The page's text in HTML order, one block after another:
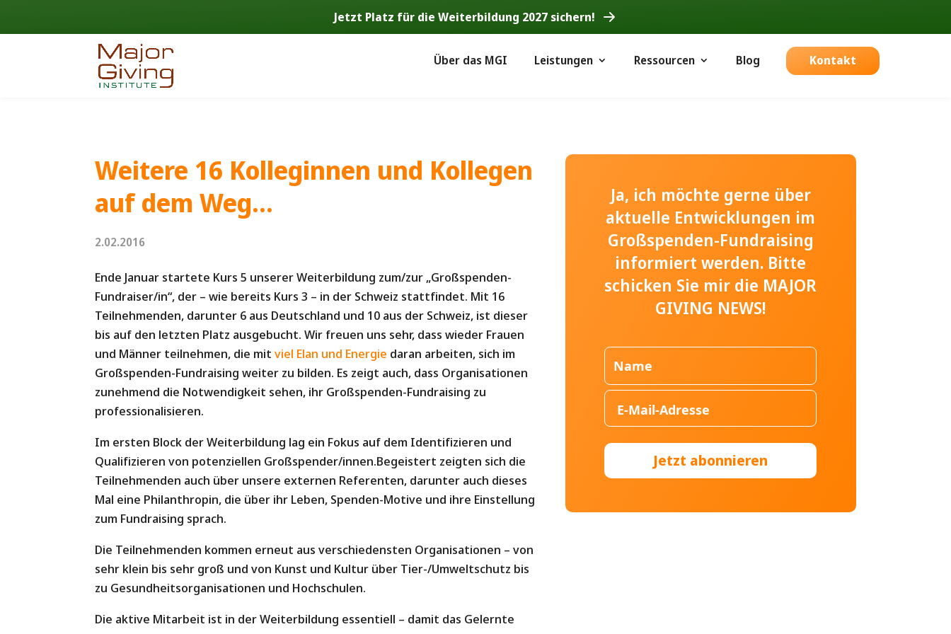
Jetzt Platz für die Weiterbildung 2027 sichern!
Über das MGI Leistungen Ressourcen Blog Kontakt
Weitere 16 Kolleginnen und Kollegen
auf dem Weg…
2.02.2016
Ende Januar startete Kurs 5 unserer Weiterbildung zum/zur „Großspenden-
Fundraiser/in“, der – wie bereits Kurs 3 – in der Schweiz stattfindet. Mit 16
Teilnehmenden, darunter 6 aus Deutschland und 10 aus der Schweiz, ist dieser
bis auf den letzten Platz ausgebucht. Wir freuen uns sehr, dass wieder Frauen
und Männer teilnehmen, die mitviel Elan und Energie daran arbeiten, sich im
Großspenden-Fundraising weiter zu bilden. Es zeigt auch, dass Organisationen
zunehmend die Notwendigkeit sehen, ihr Großspenden-Fundraising zu
professionalisieren.
Im ersten Block der Weiterbildung lag ein Fokus auf dem Identifizieren und
Qualifizieren von potenziellen Großspender/innen.Begeistert zeigten sich die
Teilnehmenden auch über unsere externen Referenten, darunter auch dieses
Mal eine Philanthropin, die über ihr Leben, Spenden-Motive und ihre Einstellung
zum Fundraising sprach.
Die Teilnehmenden kommen erneut aus verschiedensten Organisationen – von
sehr klein bis sehr groß und von Kunst und Kultur über Tier-/Umweltschutz bis
zu Gesundheitsorganisationen und Hochschulen.
Die aktive Mitarbeit ist in der Weiterbildung essentiell – damit das Gelernte
Ja, ich möchte gerne über
aktuelle Entwicklungen im
Großspenden-Fundraising
informiert werden. Bitte
schicken Sie mir die MAJOR
GIVING NEWS!
Jetzt abonnieren